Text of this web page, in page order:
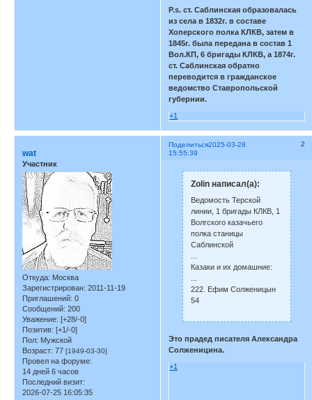
P.s. ст. Саблинская образовалась
из села в 1832г. в составе
Хоперского полка КЛКВ, затем в
1845г. была передана в состав 1
Вол.КП, 6 бригады КЛКВ, а 1874г.
ст. Саблинская обратно
переводится в гражданское
ведомство Ставропольской
губернии.
+1
Поделиться 2
2025-03-28
15:55:39
wat
Участник
Откуда: Москва
Зарегистрирован: 2011-11-19
Приглашений: 0
Сообщений: 200
Уважение: [+28/-0]
Позитив: [+1/-0]
Пол: Мужской
Возраст: 77 [1949-03-30]
Провел на форуме:
14 дней 6 часов
Последний визит:
2026-07-25 16:05:35
Zolin написал(а):
Ведомость Терской
линии, 1 бригады КЛКВ, 1
Волгского казачьего
полка станицы
Саблинской
Казаки и их домашние:
222. Ефим Солженицын
54
Это прадед писателя Александра
Солженицина.
+1